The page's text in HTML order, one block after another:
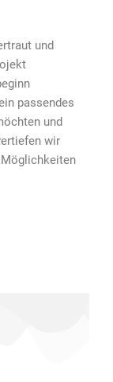
und
passendes
und
wir
Möglichkeiten